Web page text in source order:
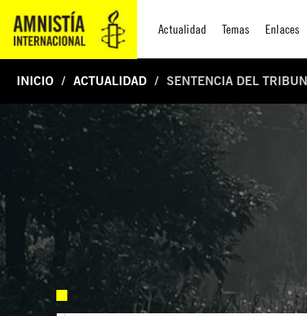
Actualidad Temas Enlaces
INICIO ACTUALIDAD SENTENCIA DEL